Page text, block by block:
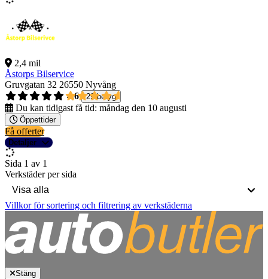
2,4 mil
Åstorps Bilservice
Gruvgatan 32 26550 Nyvång
4,6
29 betyg
Du kan tidigast få tid: måndag den 10 augusti
Öppettider
Få offerter
Detaljer
Sida 1 av 1
Verkstäder per sida
Villkor för sortering och filtrering av verkstäderna
Stäng